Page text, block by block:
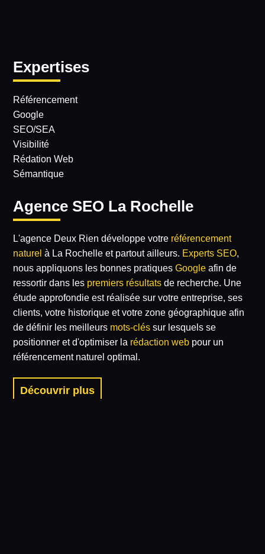
Expertises
Référencement
Google
SEO/SEA
Visibilité
Rédation Web
Sémantique
Agence SEO La Rochelle
L'agence Deux Rien développe votre référencement
naturel à La Rochelle et partout ailleurs. Experts SEO,
nous appliquons les bonnes pratiquesGoogle afin de
ressortir dans les premiers résultats de recherche. Une
étude approfondie est réalisée sur votre entreprise, ses
clients, votre historique et votre zone géographique afin
de définir les meilleurs mots-clés sur lesquels se
positionner et d'optimiser la rédaction web pour un
référencement naturel optimal.
Découvrir plus